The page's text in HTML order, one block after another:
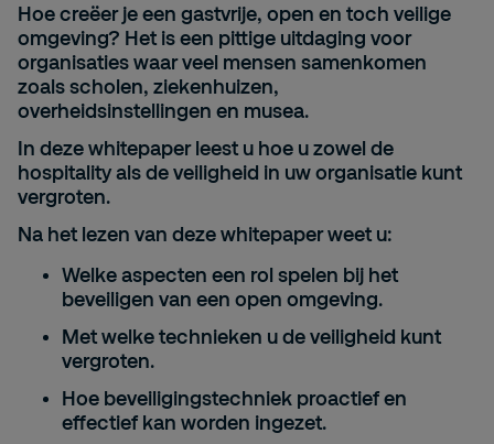
Hoe creëer je een gastvrije, open en toch veilige
omgeving? Het is een pittige uitdaging voor
organisaties waar veel mensen samenkomen
zoals scholen, ziekenhuizen,
overheidsinstellingen en musea.
In deze whitepaper leest u hoe u zowel de
hospitality als de veiligheid in uw organisatie kunt
vergroten.
Na het lezen van deze whitepaper weet u:
Welke aspecten een rol spelen bij het
beveiligen van een open omgeving.
Met welke technieken u de veiligheid kunt
vergroten.
Hoe beveiligingstechniek proactief en
effectief kan worden ingezet.